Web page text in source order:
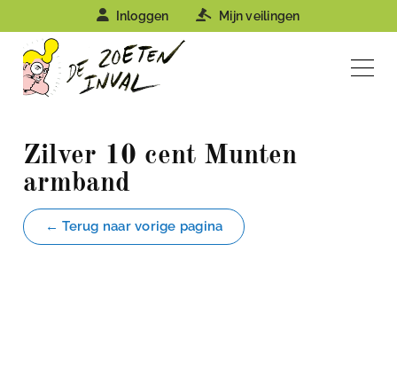
Inloggen Mijn veilingen
Zilver 10 cent Munten
armband
← Terug naar vorige pagina